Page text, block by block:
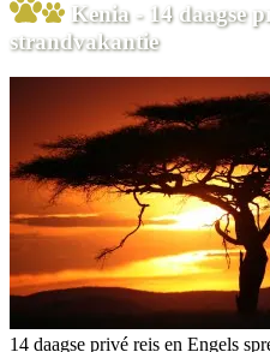
Kenia - 14 daagse
strandvakantie
14 daagse privé reis en Engels